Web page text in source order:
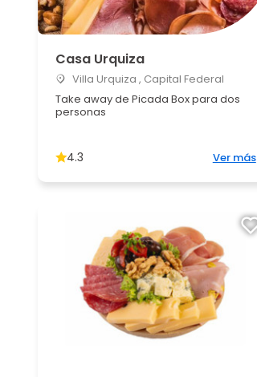
Casa Urquiza
Villa Urquiza , Capital Federal
Take away de Picada Box para dos
personas
4.3 Ver más